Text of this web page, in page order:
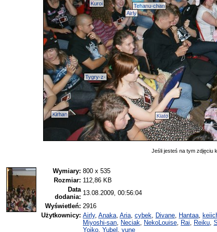
Airly
Kiato
Kirhan
Kuroi
Tehanu-chan
Tygry-z-
Jeśli jesteś na tym zdjęciu
Wymiary: 800 x 535
Rozmiar: 112,86 KB
Data
dodania:
13.08.2009, 00:56:04
Wyświetleń: 2916
Użytkownicy: Airly, Anaka Aria cybek Divane Hantaa
Miyoshi-san
Neciak NekoLouise Rai Reiku
Yoiko Yubel yune